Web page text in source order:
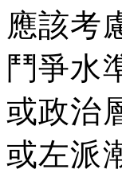
應該考
鬥爭水
或政治
或左派